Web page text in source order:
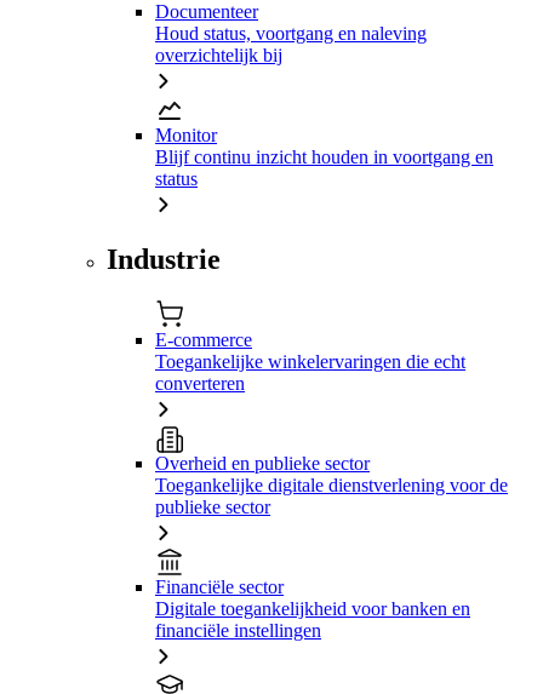
Documenteer
Houd status, voortgang en naleving
overzichtelijk bij
Monitor
Blijf continu inzicht houden in voortgang en
status
Industrie
E-commerce
Toegankelijke winkelervaringen die echt
converteren
Overheid en publieke sector
Toegankelijke digitale dienstverlening voor de
publieke sector
Financiële sector
Digitale toegankelijkheid voor banken en
financiële instellingen